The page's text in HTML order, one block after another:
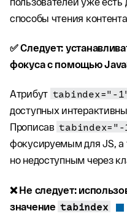
способы чтения
✅ Следует:
фокуса с помощью
Атрибут tabindex="-
доступных
Прописав tabindex="-
фокусируемым для JS, а
но недоступным через
❌ Не следует:
значение tabindex